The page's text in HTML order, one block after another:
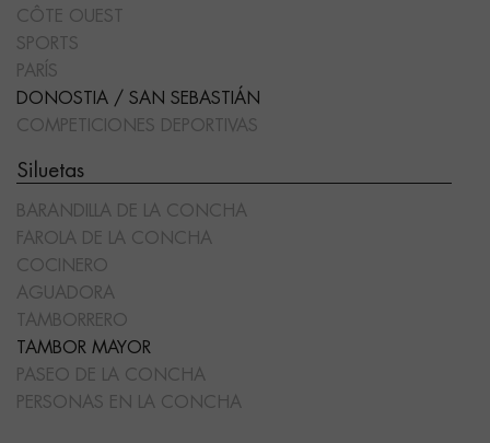
CÔTE OUEST
SPORTS
PARÍS
DONOSTIA / SAN SEBASTIÁN
COMPETICIONES DEPORTIVAS
Siluetas
BARANDILLA DE LA CONCHA
FAROLA DE LA CONCHA
COCINERO
AGUADORA
TAMBORRERO
TAMBOR MAYOR
PASEO DE LA CONCHA
PERSONAS EN LA CONCHA